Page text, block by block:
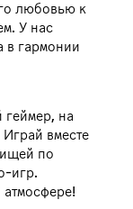
любовью к
У нас
в гармонии
на
вместе
по
игр.
атмосфере!